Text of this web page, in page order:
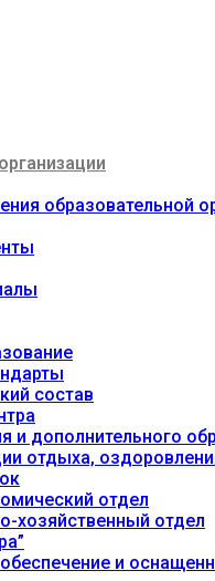
образовательной
состав
и дополнительного
отдыха,
отдел
хозяйственный отдел
и